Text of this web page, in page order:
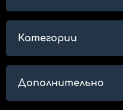
Категории
Дополнительно